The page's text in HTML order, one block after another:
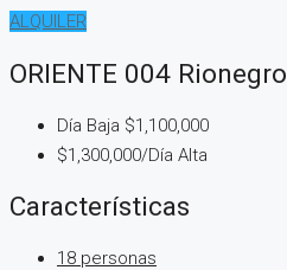
ALQUILER
ORIENTE 004 Rionegro
Día Baja $1,100,000
$1,300,000/Día Alta
Características
18 personas